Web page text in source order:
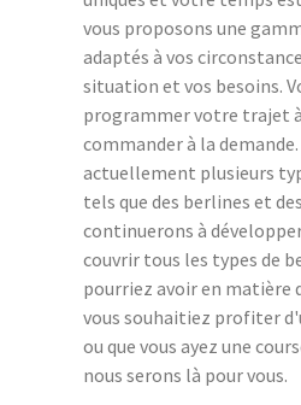
vous proposons une
adaptés à vos
situation et vos besoins.
programmer votre trajet
commander à la
actuellement plusieurs
tels que des berlines et
continuerons à
couvrir tous les types de
pourriez avoir en matière
vous souhaitiez profiter
ou que vous ayez une
nous serons là pour vous.